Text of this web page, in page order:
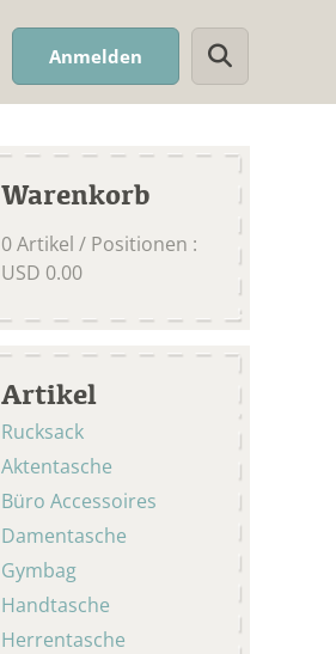
Anmelden Suchwort
Warenkorb
0Artikel / Positionen :
USD 0.00
Artikel
Rucksack
Aktentasche
Büro Accessoires
Damentasche
Gymbag
Handtasche
Herrentasche